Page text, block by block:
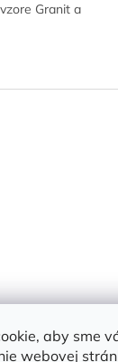
aby sme
webovej
Granit a
v
y
v
p